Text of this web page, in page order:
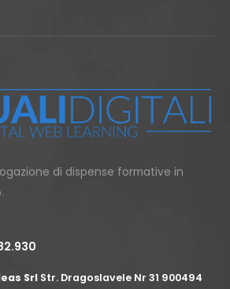
di dispense formative in
Srl Str. Dragoslavele Nr 31 900494